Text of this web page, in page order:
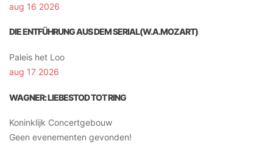
aug 16 2026
DIE ENTFÜHRUNG AUS DEM SERIAL(W.A.MOZART)
Paleis het Loo
aug 17 2026
WAGNER: LIEBESTOD TOT RING
Koninklijk Concertgebouw
Geen evenementen gevonden!